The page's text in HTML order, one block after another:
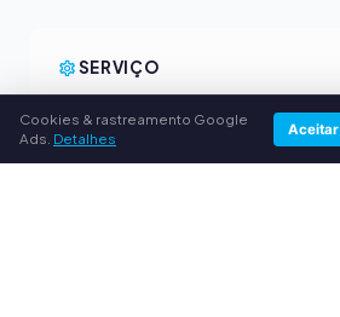
SERVIÇO
Sobre nós
Política de privacidade
Cookies & rastreamento Google
Ads. Detalhes Aceitar